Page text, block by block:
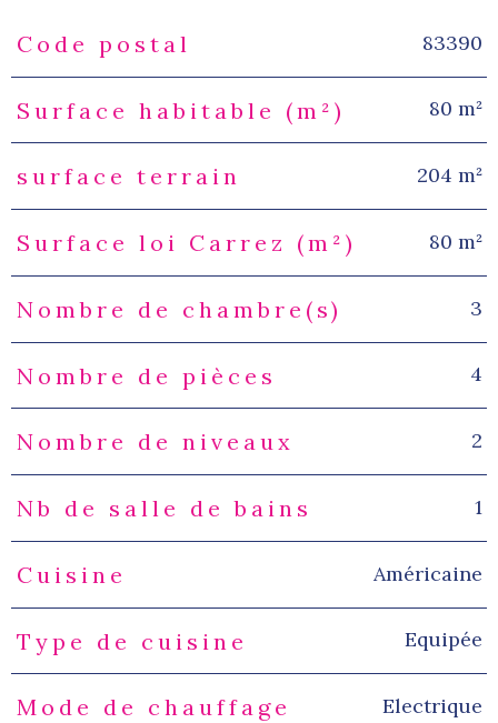
Caractéristiques
Code postal 83390
Surface habitable (m²) 80 m²
surface terrain 204 m²
Surface loi Carrez (m²) 80 m²
Nombre de chambre(s) 3
Nombre de pièces 4
Nombre de niveaux 2
Nb de salle de bains 1
Cuisine Américaine
Type de cuisine Equipée
Mode de chauffage Electrique